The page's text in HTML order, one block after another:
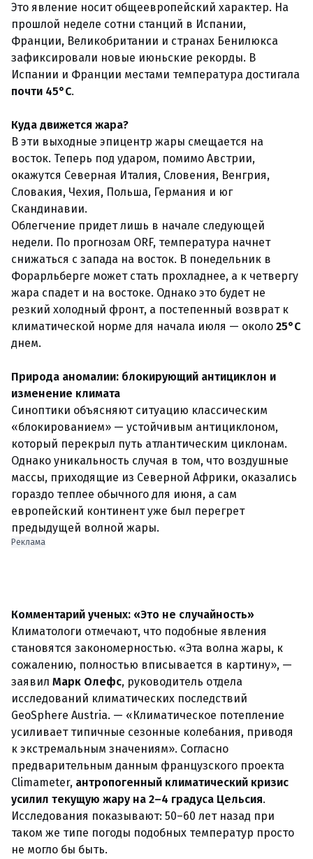
Это явление носит общеевропейский характер. На
прошлой неделе сотни станций в Испании,
Франции, Великобритании и странах Бенилюкса
зафиксировали новые июньские рекорды. В
Испании и Франции местами температура достигала
почти 45°C.
Куда движется жара?
В эти выходные эпицентр жары смещается на
восток. Теперь под ударом, помимо Австрии,
окажутся Северная Италия, Словения, Венгрия,
Словакия, Чехия, Польша, Германия и юг
Скандинавии.
Облегчение придет лишь в начале следующей
недели. По прогнозам ORF, температура начнет
снижаться с запада на восток. В понедельник в
Форарльберге может стать прохладнее, а к четвергу
жара спадет и на востоке. Однако это будет не
резкий холодный фронт, а постепенный возврат к
климатической норме для начала июля — около 25°C
днем.
Природа аномалии: блокирующий антициклон и
изменение климата
Синоптики объясняют ситуацию классическим
«блокированием» — устойчивым антициклоном,
который перекрыл путь атлантическим циклонам.
Однако уникальность случая в том, что воздушные
массы, приходящие из Северной Африки, оказались
гораздо теплее обычного для июня, а сам
европейский континент уже был перегрет
предыдущей волной жары.
Реклама
Комментарий ученых: «Это не случайность»
Климатологи отмечают, что подобные явления
становятся закономерностью. «Эта волна жары, к
сожалению, полностью вписывается в картину», —
заявил Марк Олефс, руководитель отдела
исследований климатических последствий
GeoSphere Austria. — «Климатическое потепление
усиливает типичные сезонные колебания, приводя
к экстремальным значениям». Согласно
предварительным данным французского проекта
Climameter, антропогенный климатический кризис
усилил текущую жару на 2–4 градуса Цельсия.
Исследования показывают: 50–60 лет назад при
таком же типе погоды подобных температур просто
не могло бы быть.